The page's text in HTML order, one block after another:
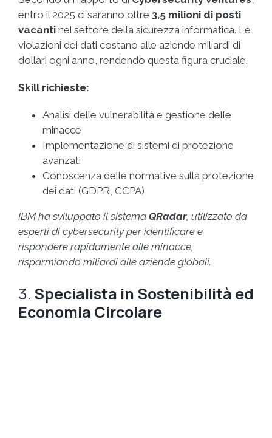
entro il 2025 ci saranno oltre 3,5 milioni di posti
vacanti nel settore della sicurezza informatica. Le
violazioni dei dati costano alle aziende miliardi di
dollari ogni anno, rendendo questa figura cruciale.
Skill richieste:
Analisi delle vulnerabilità e gestione delle
minacce
Implementazione di sistemi di protezione
avanzati
Conoscenza delle normative sulla protezione
dei dati (GDPR, CCPA)
IBM ha sviluppato il sistema QRadar, utilizzato da
esperti di cybersecurity per identificare e
rispondere rapidamente alle minacce,
risparmiando miliardi alle aziende globali.
3. Specialista in Sostenibilità ed
Economia Circolare